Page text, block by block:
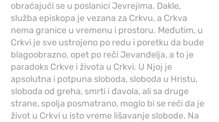
obraćajući se u poslanici Jevrejima. Dakle,
služba episkopa je vezana za Crkvu, a Crkva
nema granice u vremenu i prostoru. Međutim, u
Crkvi je sve ustrojeno po redu i poretku da bude
blagoobrazno, opet po reči Jevanđelja, a to je
paradoks Crkve i života u Crkvi. U Njoj je
apsolutna i potpuna sloboda, sloboda u Hristu,
sloboda od greha, smrti i đavola, ali sa druge
strane, spolja posmatrano, moglo bi se reći da je
život u Crkvi u isto vreme lišavanje slobode. Na